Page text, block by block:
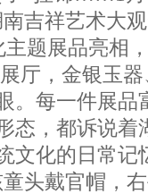
吉祥艺术大
题展品亮相
，金银玉器
。每一件展品
态，都诉说着
文化的日常记
头戴官帽，